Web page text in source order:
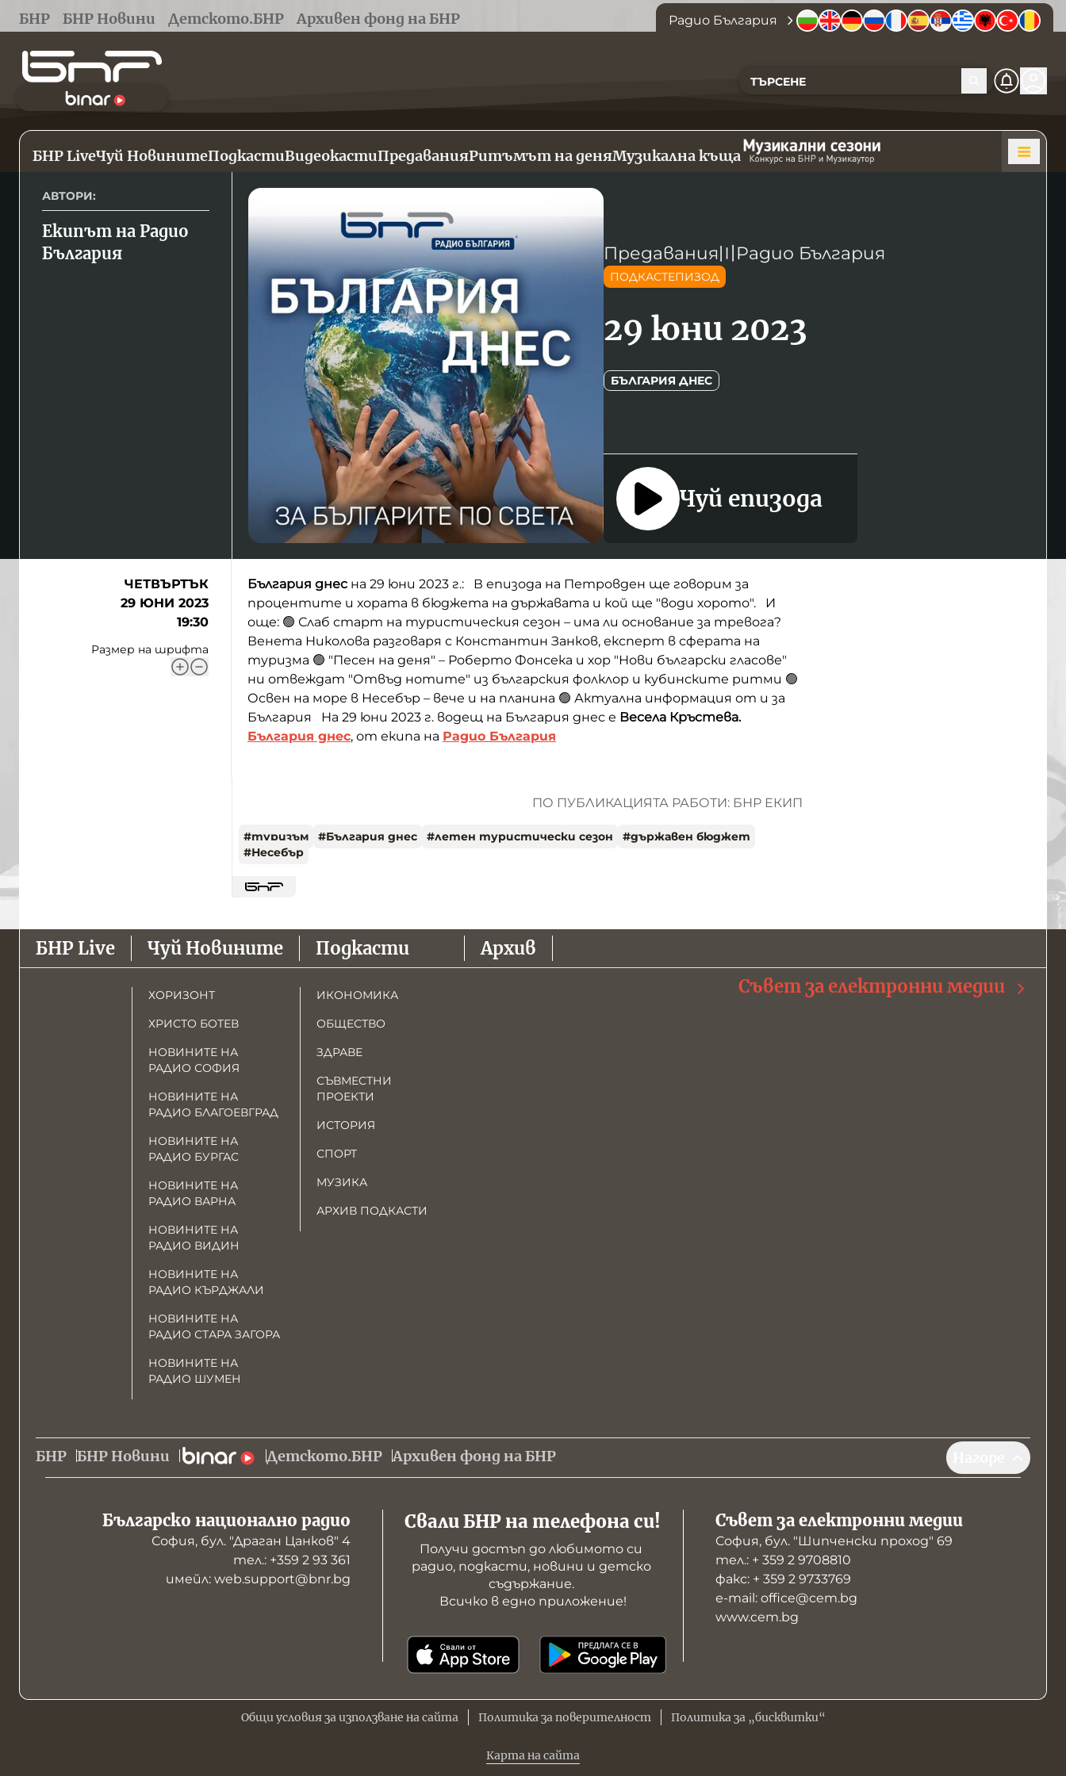
БНР БНР Новини Детското.БНР Архивен фонд на БНР Радио България
БНР LiveЧуй НовинитеПодкастиВидеокастиПредаванияРитъмът на деняМузикална къща
АВТОРИ:
Екипът на Радио
България
Предавания〣 Радио България
ПОДКАСТЕПИЗОД
29 юни 2023
БЪЛГАРИЯ ДНЕС
Чуй епизода
ЧЕТВЪРТЪК
29 ЮНИ 2023
19:30
Размер на шрифта
България днес на 29 юни 2023 г.: В епизода на Петровден ще говорим за
процентите и хората в бюджета на държавата и кой ще "води хорото". И
още: 🟢 Слаб старт на туристическия сезон – има ли основание за тревога?
Венета Николова разговаря с Константин Занков, експерт в сферата на
туризма 🟢 "Песен на деня" – Роберто Фонсека и хор "Нови български гласове"
ни отвеждат "Отвъд нотите" из българския фолклор и кубинските ритми 🟢
Освен на море в Несебър – вече и на планина 🟢 Актуална информация от и за
България На 29 юни 2023 г. водещ на България днес е Весела Кръстева.
България днес, от екипа на Радио България
ПО ПУБЛИКАЦИЯТА РАБОТИ: БНР ЕКИП
#туризъм #България днес #летен туристически сезон #държавен бюджет
#Несебър
БНР Live Чуй Новините
ХОРИЗОНТ
ХРИСТО БОТЕВ
НОВИНИТЕ НА
РАДИО СОФИЯ
НОВИНИТЕ НА
РАДИО БЛАГОЕВГРАД
НОВИНИТЕ НА
РАДИО БУРГАС
НОВИНИТЕ НА
РАДИО ВАРНА
НОВИНИТЕ НА
РАДИО ВИДИН
НОВИНИТЕ НА
РАДИО КЪРДЖАЛИ
НОВИНИТЕ НА
РАДИО СТАРА ЗАГОРА
НОВИНИТЕ НА
РАДИО ШУМЕН
Подкасти
ИКОНОМИКА
ОБЩЕСТВО
ЗДРАВЕ
СЪВМЕСТНИ
ПРОЕКТИ
ИСТОРИЯ
СПОРТ
МУЗИКА
АРХИВ ПОДКАСТИ
Архив
Съвет за електронни медии
БНР БНР Новини Детското.БНР Архивен фонд на БНР
Българско национално радио
София, бул. "Драган Цанков" 4
тел.: +359 2 93 361
имейл: web.support@bnr.bg
Свали БНР на телефона си!
Получи достъп до любимото си
радио, подкасти, новини и детско
съдържание.
Всичко в едно приложение!
Съвет за електронни медии
София, бул. "Шипченски проход" 69
тел.: + 359 2 9708810
факс: + 359 2 9733769
е-mail: office@cem.bg
www.cem.bg
Общи условия за използване на сайта Политика за поверителност Политика за „бисквитки“
Карта на сайта